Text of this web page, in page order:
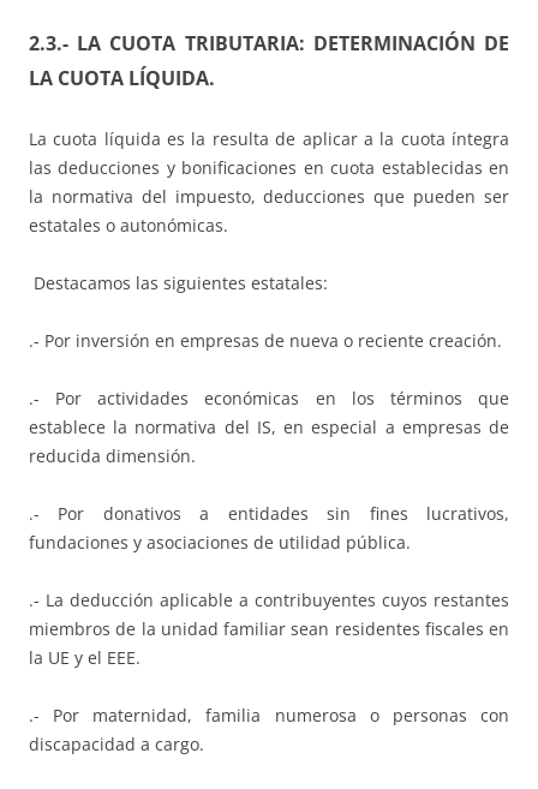
2.3.- LA CUOTA TRIBUTARIA: DETERMINACIÓN DE
LA CUOTA LÍQUIDA.
La cuota líquida es la resulta de aplicar a la cuota íntegra
las deducciones y bonificaciones en cuota establecidas en
la normativa del impuesto, deducciones que pueden ser
estatales o autonómicas.
Destacamos las siguientes estatales:
.- Por inversión en empresas de nueva o reciente creación.
.- Por actividades económicas en los términos que
establece la normativa del IS, en especial a empresas de
reducida dimensión.
.- Por donativos a entidades sin fines lucrativos,
fundaciones y asociaciones de utilidad pública.
.- La deducción aplicable a contribuyentes cuyos restantes
miembros de la unidad familiar sean residentes fiscales en
la UE y el EEE.
.- Por maternidad, familia numerosa o personas con
discapacidad a cargo.